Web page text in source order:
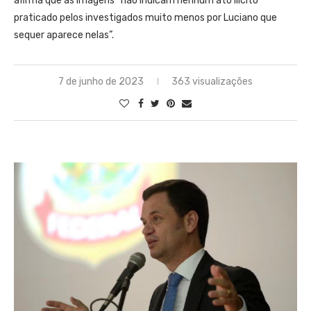
praticado pelos investigados muito menos por Luciano que
sequer aparece nelas”.
7 de junho de 2023 363 visualizações